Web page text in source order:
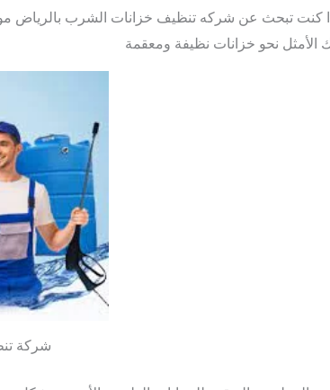
كنت تبحث عن شركه تنظيف خزانات الشرب بالرياض
الأمثل نحو خزانات نظيفة ومعقمة
شركة